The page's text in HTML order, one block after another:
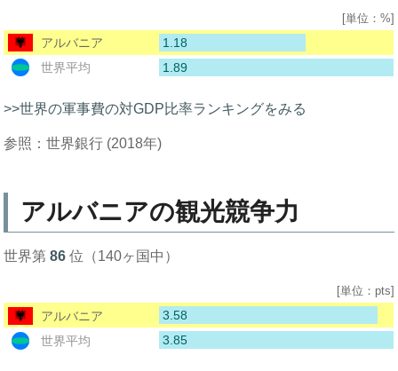
[単位：%]
アルバニア
1.18
世界平均
1.89
>>世界の軍事費の対GDP比率ランキングをみる
参照：世界銀行 (2018年)
アルバニアの観光競争力
世界第86 位（140ヶ国中）
[単位：pts]
アルバニア
3.58
世界平均
3.85